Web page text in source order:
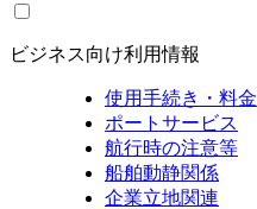
ビジネス向け利用情報
使用手続き・料金
ポートサービス
航行時の注意等
船舶動静関係
企業立地関連